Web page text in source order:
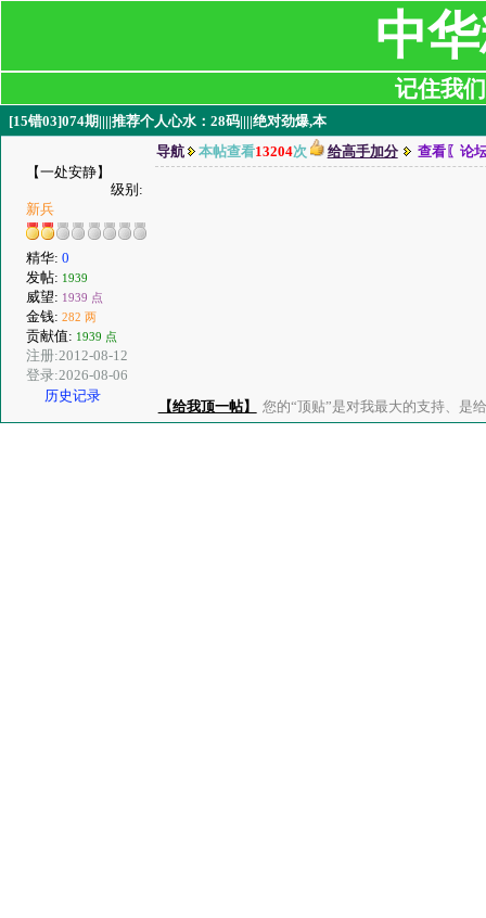
中
记住我
[15错03]074期||||推荐个人心水：28码||||绝对劲爆,本
【一处安静】
级别:
新兵
精华: 0
发帖: 1939
威望: 1939 点
金钱: 282 两
贡献值: 1939 点
注册:2012-08-12
登录:2026-08-06
历史记录
导航 本帖查看13204次 给高手加分 查看〖论
【给我顶一帖】 您的“顶贴”是对我最大的支持、是